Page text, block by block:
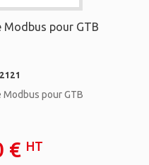
Modbus pour GTB
pour GTB
€ HT